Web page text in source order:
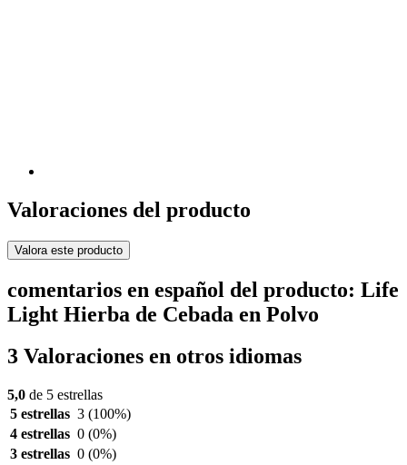
Valoraciones del producto
Valora este producto
comentarios en español del producto: Life
Light Hierba de Cebada en Polvo
3 Valoraciones en otros idiomas
5,0 de 5 estrellas
5 estrellas 3 (100%)
4 estrellas 0 (0%)
3 estrellas 0 (0%)